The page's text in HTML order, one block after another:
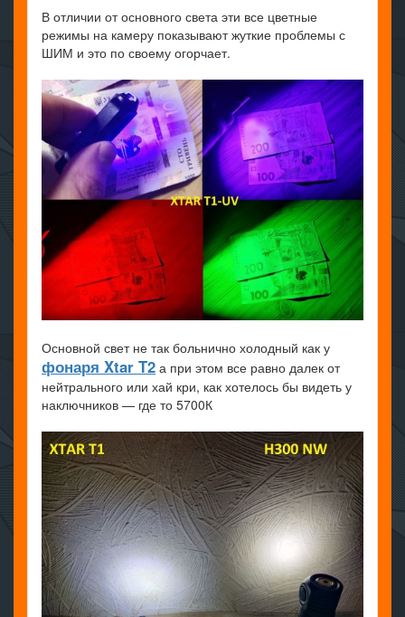
В отличии от основного света эти все цветные
режимы на камеру показывают жуткие проблемы с
ШИМ и это по своему огорчает.
Основной свет не так больнично холодный как у
фонаря Xtar T2 а при этом все равно далек от
нейтрального или хай кри, как хотелось бы видеть у
наключников — где то 5700К